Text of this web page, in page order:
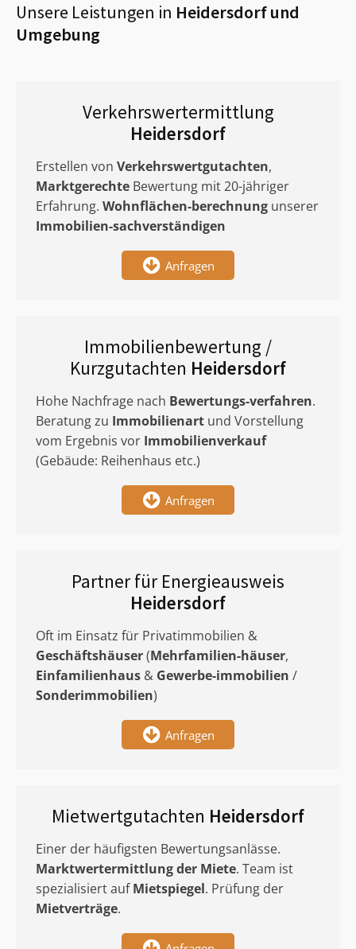
Unsere Leistungen in Heidersdorfund
Umgebung
Verkehrswertermittlung
Heidersdorf
Erstellen von Verkehrswertgutachten,
Marktgerechte Bewertung mit 20-jähriger
Erfahrung. Wohnflächen-berechnung unserer
Immobilien-sachverständigen
Anfragen
Immobilienbewertung /
Kurzgutachten Heidersdorf
Hohe Nachfrage nach Bewertungs-verfahren.
Beratung zu Immobilienart und Vorstellung
vom Ergebnis vor Immobilienverkauf
(Gebäude: Reihenhaus etc.)
Anfragen
Partner für Energieausweis
Heidersdorf
Oft im Einsatz für Privatimmobilien &
Geschäftshäuser(Mehrfamilien-häuser,
Einfamilienhaus & Gewerbe-immobilien /
Sonderimmobilien)
Anfragen
Mietwertgutachten Heidersdorf
Einer der häufigsten Bewertungsanlässe.
Marktwertermittlungder Miete. Team ist
spezialisiert aufMietspiegel. Prüfung der
Mietverträge.